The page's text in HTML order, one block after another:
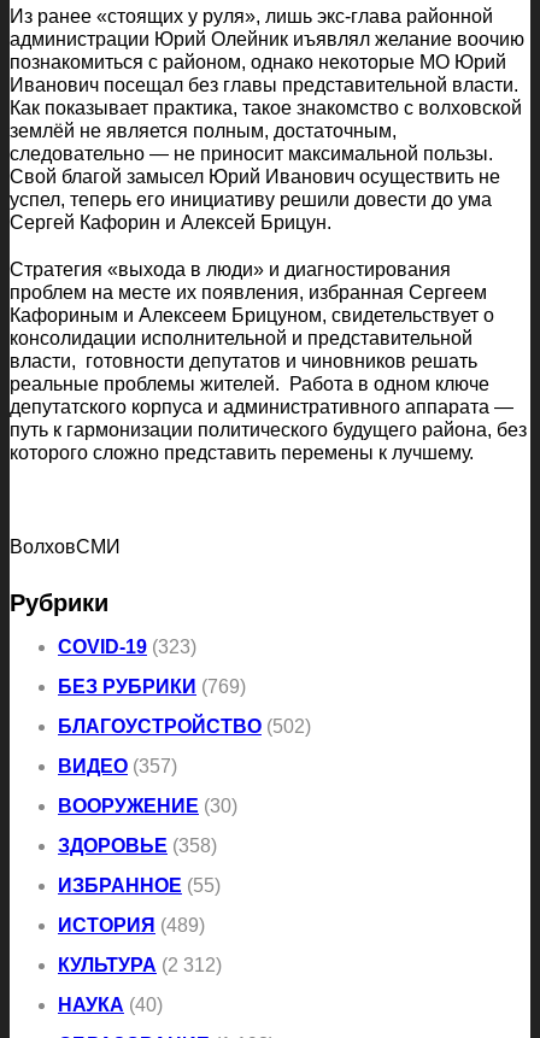
Из ранее «стоящих у руля», лишь экс-глава районной
администрации Юрий Олейник иъявлял желание воочию
познакомиться с районом, однако некоторые МО Юрий
Иванович посещал без главы представительной власти.
Как показывает практика, такое знакомство с волховской
землёй не является полным, достаточным,
следовательно — не приносит максимальной пользы.
Свой благой замысел Юрий Иванович осуществить не
успел, теперь его инициативу решили довести до ума
Сергей Кафорин и Алексей Брицун.
Стратегия «выхода в люди» и диагностирования
проблем на месте их появления, избранная Сергеем
Кафориным и Алексеем Брицуном, свидетельствует о
консолидации исполнительной и представительной
власти, готовности депутатов и чиновников решать
реальные проблемы жителей. Работа в одном ключе
депутатского корпуса и административного аппарата —
путь к гармонизации политического будущего района, без
которого сложно представить перемены к лучшему.
ВолховСМИ
Рубрики
COVID-19 (323)
БЕЗ РУБРИКИ (769)
БЛАГОУСТРОЙСТВО (502)
ВИДЕО (357)
ВООРУЖЕНИЕ (30)
ЗДОРОВЬЕ (358)
ИЗБРАННОЕ (55)
ИСТОРИЯ (489)
КУЛЬТУРА (2 312)
НАУКА (40)